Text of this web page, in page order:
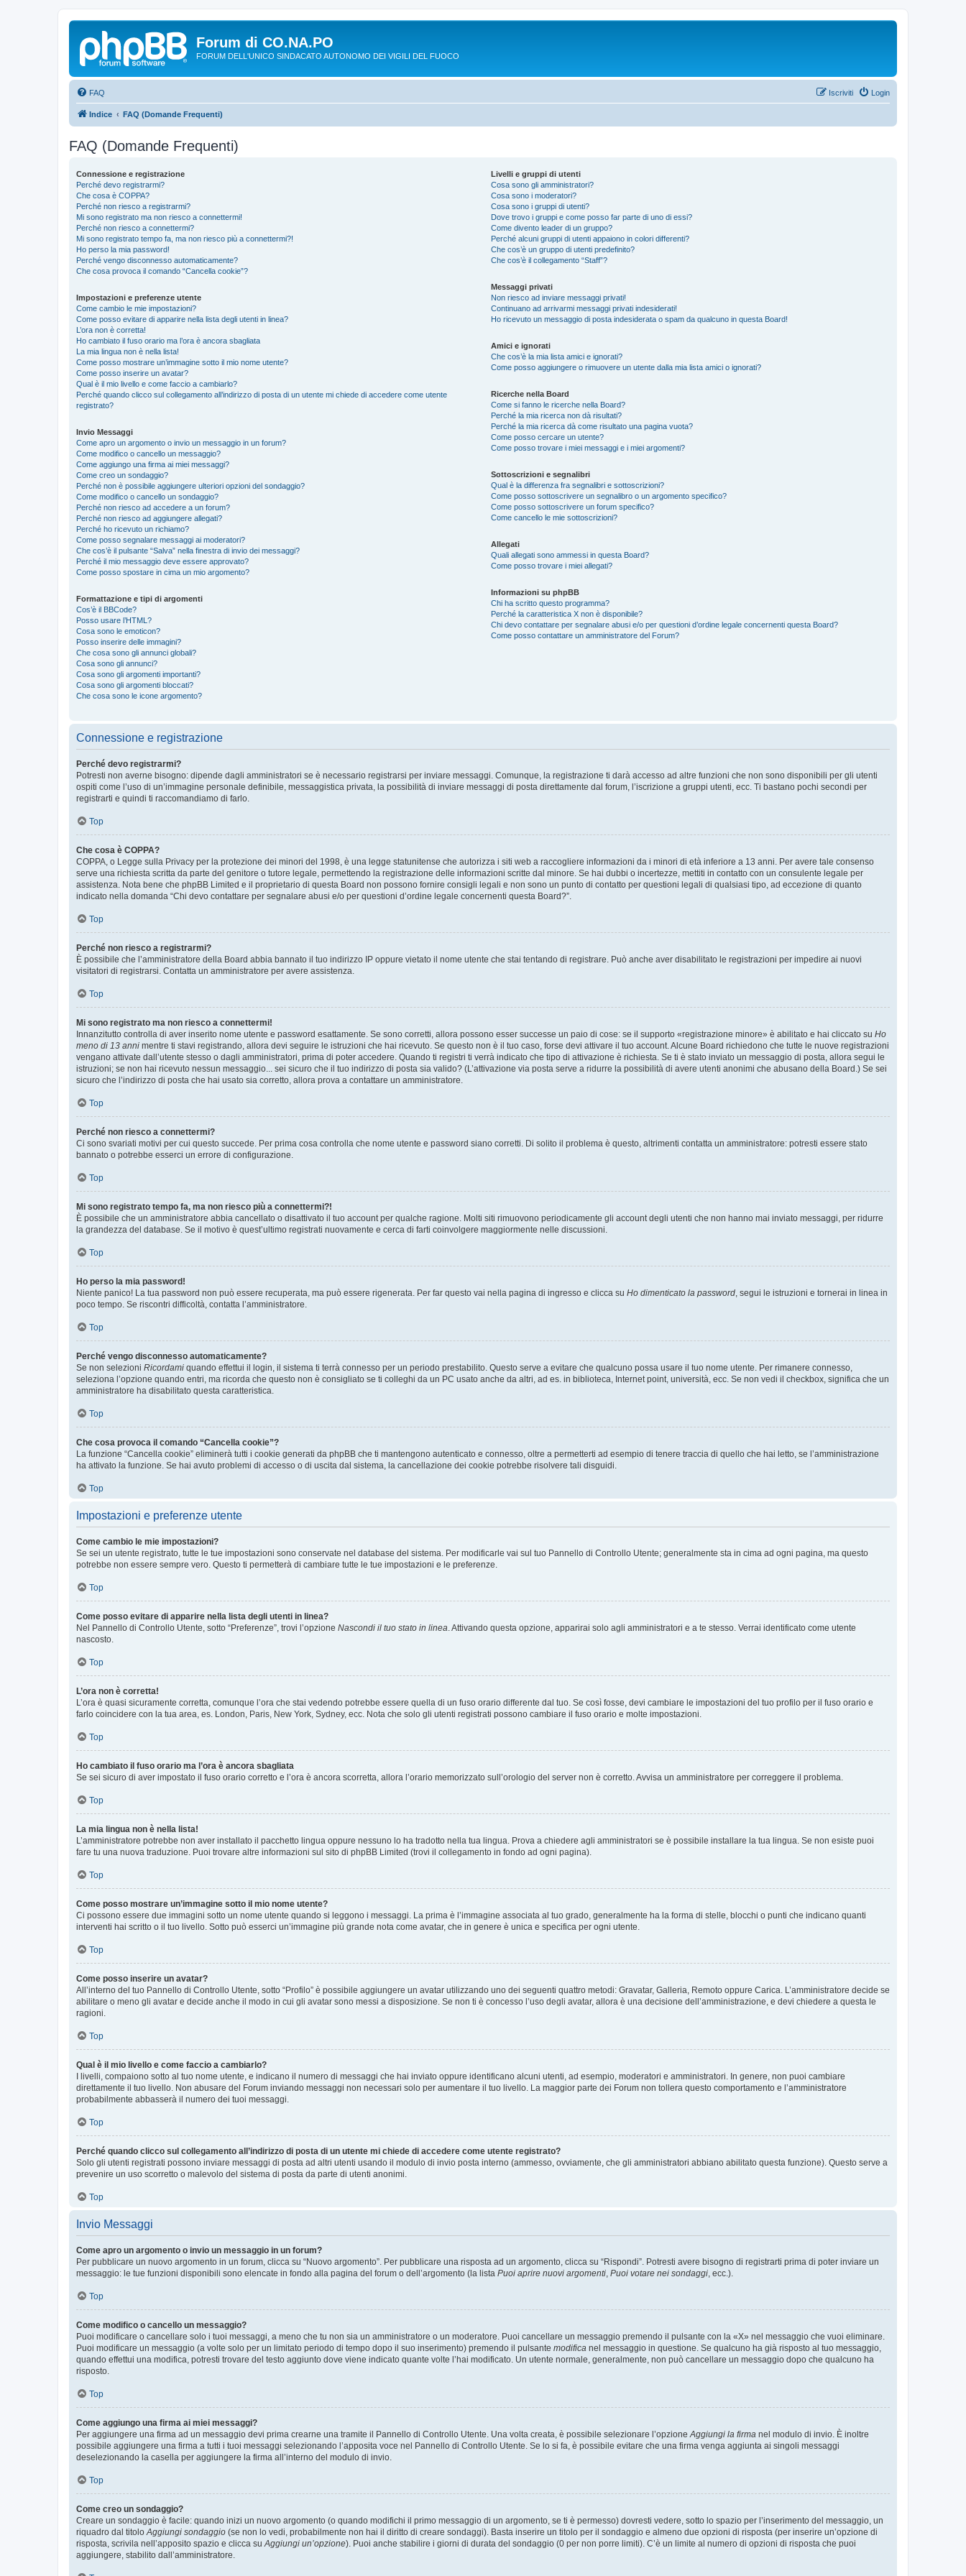
Forum di CO.NA.PO
FORUM DELL'UNICO SINDACATO AUTONOMO DEI VIGILI DEL FUOCO
FAQ Login
Iscriviti
Indice FAQ (Domande Frequenti)
FAQ (Domande Frequenti)
Connessione e registrazione
Perché devo registrarmi?
Che cosa è COPPA?
Perché non riesco a registrarmi?
Mi sono registrato ma non riesco a connettermi!
Perché non riesco a connettermi?
Mi sono registrato tempo fa, ma non riesco più a connettermi?!
Ho perso la mia password!
Perché vengo disconnesso automaticamente?
Che cosa provoca il comando “Cancella cookie”?
Impostazioni e preferenze utente
Come cambio le mie impostazioni?
Come posso evitare di apparire nella lista degli utenti in linea?
L’ora non è corretta!
Ho cambiato il fuso orario ma l’ora è ancora sbagliata
La mia lingua non è nella lista!
Come posso mostrare un’immagine sotto il mio nome utente?
Come posso inserire un avatar?
Qual è il mio livello e come faccio a cambiarlo?
Perché quando clicco sul collegamento all’indirizzo di posta di un utente mi chiede di accedere come utente
registrato?
Invio Messaggi
Come apro un argomento o invio un messaggio in un forum?
Come modifico o cancello un messaggio?
Come aggiungo una firma ai miei messaggi?
Come creo un sondaggio?
Perché non è possibile aggiungere ulteriori opzioni del sondaggio?
Come modifico o cancello un sondaggio?
Perché non riesco ad accedere a un forum?
Perché non riesco ad aggiungere allegati?
Perché ho ricevuto un richiamo?
Come posso segnalare messaggi ai moderatori?
Che cos’è il pulsante “Salva” nella finestra di invio dei messaggi?
Perché il mio messaggio deve essere approvato?
Come posso spostare in cima un mio argomento?
Formattazione e tipi di argomenti
Cos’è il BBCode?
Posso usare l’HTML?
Cosa sono le emoticon?
Posso inserire delle immagini?
Che cosa sono gli annunci globali?
Cosa sono gli annunci?
Cosa sono gli argomenti importanti?
Cosa sono gli argomenti bloccati?
Che cosa sono le icone argomento?
Livelli e gruppi di utenti
Cosa sono gli amministratori?
Cosa sono i moderatori?
Cosa sono i gruppi di utenti?
Dove trovo i gruppi e come posso far parte di uno di essi?
Come divento leader di un gruppo?
Perché alcuni gruppi di utenti appaiono in colori differenti?
Che cos’è un gruppo di utenti predefinito?
Che cos’è il collegamento “Staff”?
Messaggi privati
Non riesco ad inviare messaggi privati!
Continuano ad arrivarmi messaggi privati indesiderati!
Ho ricevuto un messaggio di posta indesiderata o spam da qualcuno in questa Board!
Amici e ignorati
Che cos’è la mia lista amici e ignorati?
Come posso aggiungere o rimuovere un utente dalla mia lista amici o ignorati?
Ricerche nella Board
Come si fanno le ricerche nella Board?
Perché la mia ricerca non dà risultati?
Perché la mia ricerca dà come risultato una pagina vuota?
Come posso cercare un utente?
Come posso trovare i miei messaggi e i miei argomenti?
Sottoscrizioni e segnalibri
Qual è la differenza fra segnalibri e sottoscrizioni?
Come posso sottoscrivere un segnalibro o un argomento specifico?
Come posso sottoscrivere un forum specifico?
Come cancello le mie sottoscrizioni?
Allegati
Quali allegati sono ammessi in questa Board?
Come posso trovare i miei allegati?
Informazioni su phpBB
Chi ha scritto questo programma?
Perché la caratteristica X non è disponibile?
Chi devo contattare per segnalare abusi e/o per questioni d’ordine legale concernenti questa Board?
Come posso contattare un amministratore del Forum?
Connessione e registrazione
Perché devo registrarmi?
Potresti non averne bisogno: dipende dagli amministratori se è necessario registrarsi per inviare messaggi. Comunque, la registrazione ti darà accesso ad altre funzioni che non sono disponibili per gli utenti
ospiti come l’uso di un’immagine personale definibile, messaggistica privata, la possibilità di inviare messaggi di posta direttamente dal forum, l’iscrizione a gruppi utenti, ecc. Ti bastano pochi secondi per
registrarti e quindi ti raccomandiamo di farlo.
Top
Che cosa è COPPA?
COPPA, o Legge sulla Privacy per la protezione dei minori del 1998, è una legge statunitense che autorizza i siti web a raccogliere informazioni da i minori di età inferiore a 13 anni. Per avere tale consenso
serve una richiesta scritta da parte del genitore o tutore legale, permettendo la registrazione delle informazioni scritte dal minore. Se hai dubbi o incertezze, mettiti in contatto con un consulente legale per
assistenza. Nota bene che phpBB Limited e il proprietario di questa Board non possono fornire consigli legali e non sono un punto di contatto per questioni legali di qualsiasi tipo, ad eccezione di quanto
indicato nella domanda “Chi devo contattare per segnalare abusi e/o per questioni d’ordine legale concernenti questa Board?”.
Top
Perché non riesco a registrarmi?
È possibile che l’amministratore della Board abbia bannato il tuo indirizzo IP oppure vietato il nome utente che stai tentando di registrare. Può anche aver disabilitato le registrazioni per impedire ai nuovi
visitatori di registrarsi. Contatta un amministratore per avere assistenza.
Top
Mi sono registrato ma non riesco a connettermi!
Innanzitutto controlla di aver inserito nome utente e password esattamente. Se sono corretti, allora possono esser successe un paio di cose: se il supporto «registrazione minore» è abilitato e hai cliccato su Ho
meno di 13 anni mentre ti stavi registrando, allora devi seguire le istruzioni che hai ricevuto. Se questo non è il tuo caso, forse devi attivare il tuo account. Alcune Board richiedono che tutte le nuove registrazioni
vengano attivate dall’utente stesso o dagli amministratori, prima di poter accedere. Quando ti registri ti verrà indicato che tipo di attivazione è richiesta. Se ti è stato inviato un messaggio di posta, allora segui le
istruzioni; se non hai ricevuto nessun messaggio... sei sicuro che il tuo indirizzo di posta sia valido? (L’attivazione via posta serve a ridurre la possibilità di avere utenti anonimi che abusano della Board.) Se sei
sicuro che l’indirizzo di posta che hai usato sia corretto, allora prova a contattare un amministratore.
Top
Perché non riesco a connettermi?
Ci sono svariati motivi per cui questo succede. Per prima cosa controlla che nome utente e password siano corretti. Di solito il problema è questo, altrimenti contatta un amministratore: potresti essere stato
bannato o potrebbe esserci un errore di configurazione.
Top
Mi sono registrato tempo fa, ma non riesco più a connettermi?!
È possibile che un amministratore abbia cancellato o disattivato il tuo account per qualche ragione. Molti siti rimuovono periodicamente gli account degli utenti che non hanno mai inviato messaggi, per ridurre
la grandezza del database. Se il motivo è quest’ultimo registrati nuovamente e cerca di farti coinvolgere maggiormente nelle discussioni.
Top
Ho perso la mia password!
Niente panico! La tua password non può essere recuperata, ma può essere rigenerata. Per far questo vai nella pagina di ingresso e clicca su Ho dimenticato la password , segui le istruzioni e tornerai in linea in
poco tempo. Se riscontri difficoltà, contatta l’amministratore.
Top
Perché vengo disconnesso automaticamente?
Se non selezioni Ricordami quando effettui il login, il sistema ti terrà connesso per un periodo prestabilito. Questo serve a evitare che qualcuno possa usare il tuo nome utente. Per rimanere connesso,
seleziona l’opzione quando entri, ma ricorda che questo non è consigliato se ti colleghi da un PC usato anche da altri, ad es. in biblioteca, Internet point, università, ecc. Se non vedi il checkbox, significa che un
amministratore ha disabilitato questa caratteristica.
Top
Che cosa provoca il comando “Cancella cookie”?
La funzione “Cancella cookie” eliminerà tutti i cookie generati da phpBB che ti mantengono autenticato e connesso, oltre a permetterti ad esempio di tenere traccia di quello che hai letto, se l’amministrazione
ha attivato la funzione. Se hai avuto problemi di accesso o di uscita dal sistema, la cancellazione dei cookie potrebbe risolvere tali disguidi.
Top
Impostazioni e preferenze utente
Come cambio le mie impostazioni?
Se sei un utente registrato, tutte le tue impostazioni sono conservate nel database del sistema. Per modificarle vai sul tuo Pannello di Controllo Utente; generalmente sta in cima ad ogni pagina, ma questo
potrebbe non essere sempre vero. Questo ti permetterà di cambiare tutte le tue impostazioni e le preferenze.
Top
Come posso evitare di apparire nella lista degli utenti in linea?
Nel Pannello di Controllo Utente, sotto “Preferenze”, trovi l’opzione Nascondi il tuo stato in linea . Attivando questa opzione, apparirai solo agli amministratori e a te stesso. Verrai identificato come utente
nascosto.
Top
L’ora non è corretta!
L’ora è quasi sicuramente corretta, comunque l’ora che stai vedendo potrebbe essere quella di un fuso orario differente dal tuo. Se così fosse, devi cambiare le impostazioni del tuo profilo per il fuso orario e
farlo coincidere con la tua area, es. London, Paris, New York, Sydney, ecc. Nota che solo gli utenti registrati possono cambiare il fuso orario e molte impostazioni.
Top
Ho cambiato il fuso orario ma l’ora è ancora sbagliata
Se sei sicuro di aver impostato il fuso orario corretto e l’ora è ancora scorretta, allora l’orario memorizzato sull’orologio del server non è corretto. Avvisa un amministratore per correggere il problema.
Top
La mia lingua non è nella lista!
L’amministratore potrebbe non aver installato il pacchetto lingua oppure nessuno lo ha tradotto nella tua lingua. Prova a chiedere agli amministratori se è possibile installare la tua lingua. Se non esiste puoi
fare tu una nuova traduzione. Puoi trovare altre informazioni sul sito di phpBB Limited (trovi il collegamento in fondo ad ogni pagina).
Top
Come posso mostrare un’immagine sotto il mio nome utente?
Ci possono essere due immagini sotto un nome utente quando si leggono i messaggi. La prima è l’immagine associata al tuo grado, generalmente ha la forma di stelle, blocchi o punti che indicano quanti
interventi hai scritto o il tuo livello. Sotto può esserci un’immagine più grande nota come avatar, che in genere è unica e specifica per ogni utente.
Top
Come posso inserire un avatar?
All’interno del tuo Pannello di Controllo Utente, sotto “Profilo” è possibile aggiungere un avatar utilizzando uno dei seguenti quattro metodi: Gravatar, Galleria, Remoto oppure Carica. L’amministratore decide se
abilitare o meno gli avatar e decide anche il modo in cui gli avatar sono messi a disposizione. Se non ti è concesso l’uso degli avatar, allora è una decisione dell’amministrazione, e devi chiedere a questa le
ragioni.
Top
Qual è il mio livello e come faccio a cambiarlo?
I livelli, compaiono sotto al tuo nome utente, e indicano il numero di messaggi che hai inviato oppure identificano alcuni utenti, ad esempio, moderatori e amministratori. In genere, non puoi cambiare
direttamente il tuo livello. Non abusare del Forum inviando messaggi non necessari solo per aumentare il tuo livello. La maggior parte dei Forum non tollera questo comportamento e l’amministratore
probabilmente abbasserà il numero dei tuoi messaggi.
Top
Perché quando clicco sul collegamento all’indirizzo di posta di un utente mi chiede di accedere come utente registrato?
Solo gli utenti registrati possono inviare messaggi di posta ad altri utenti usando il modulo di invio posta interno (ammesso, ovviamente, che gli amministratori abbiano abilitato questa funzione). Questo serve a
prevenire un uso scorretto o malevolo del sistema di posta da parte di utenti anonimi.
Top
Invio Messaggi
Come apro un argomento o invio un messaggio in un forum?
Per pubblicare un nuovo argomento in un forum, clicca su “Nuovo argomento”. Per pubblicare una risposta ad un argomento, clicca su “Rispondi”. Potresti avere bisogno di registrarti prima di poter inviare un
messaggio: le tue funzioni disponibili sono elencate in fondo alla pagina del forum o dell’argomento (la lista Puoi aprire nuovi argomenti Puoi votare nei sondaggi , ecc.).
Top
Come modifico o cancello un messaggio?
Puoi modificare o cancellare solo i tuoi messaggi, a meno che tu non sia un amministratore o un moderatore. Puoi cancellare un messaggio premendo il pulsante con la «X» nel messaggio che vuoi eliminare.
Puoi modificare un messaggio (a volte solo per un limitato periodo di tempo dopo il suo inserimento) premendo il pulsante modifica nel messaggio in questione. Se qualcuno ha già risposto al tuo messaggio,
quando effettui una modifica, potresti trovare del testo aggiunto dove viene indicato quante volte l’hai modificato. Un utente normale, generalmente, non può cancellare un messaggio dopo che qualcuno ha
risposto.
Top
Come aggiungo una firma ai miei messaggi?
Per aggiungere una firma ad un messaggio devi prima crearne una tramite il Pannello di Controllo Utente. Una volta creata, è possibile selezionare l’opzione Aggiungi la firma nel modulo di invio. È inoltre
possibile aggiungere una firma a tutti i tuoi messaggi selezionando l’apposita voce nel Pannello di Controllo Utente. Se lo si fa, è possibile evitare che una firma venga aggiunta ai singoli messaggi
deselezionando la casella per aggiungere la firma all’interno del modulo di invio.
Top
Come creo un sondaggio?
Creare un sondaggio è facile: quando inizi un nuovo argomento (o quando modifichi il primo messaggio di un argomento, se ti è permesso) dovresti vedere, sotto lo spazio per l’inserimento del messaggio, un
riquadro dal titolo Aggiungi sondaggio (se non lo vedi, probabilmente non hai il diritto di creare sondaggi). Basta inserire un titolo per il sondaggio e almeno due opzioni di risposta (per inserire un’opzione di
risposta, scrivila nell’apposito spazio e clicca su Aggiungi un’opzione). Puoi anche stabilire i giorni di durata del sondaggio (0 per non porre limiti). C’è un limite al numero di opzioni di risposta che puoi
aggiungere, stabilito dall’amministratore.